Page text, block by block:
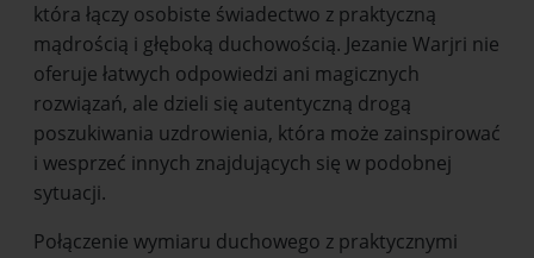
która łączy osobiste świadectwo z praktyczną
mądrością i głęboką duchowością. Jezanie Warjri nie
oferuje łatwych odpowiedzi ani magicznych
rozwiązań, ale dzieli się autentyczną drogą
poszukiwania uzdrowienia, która może zainspirować
i wesprzeć innych znajdujących się w podobnej
sytuacji.
Połączenie wymiaru duchowego z praktycznymi